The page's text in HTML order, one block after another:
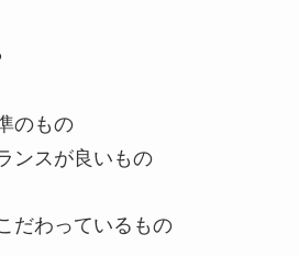
のもの
ンスが良いもの
だわっているもの